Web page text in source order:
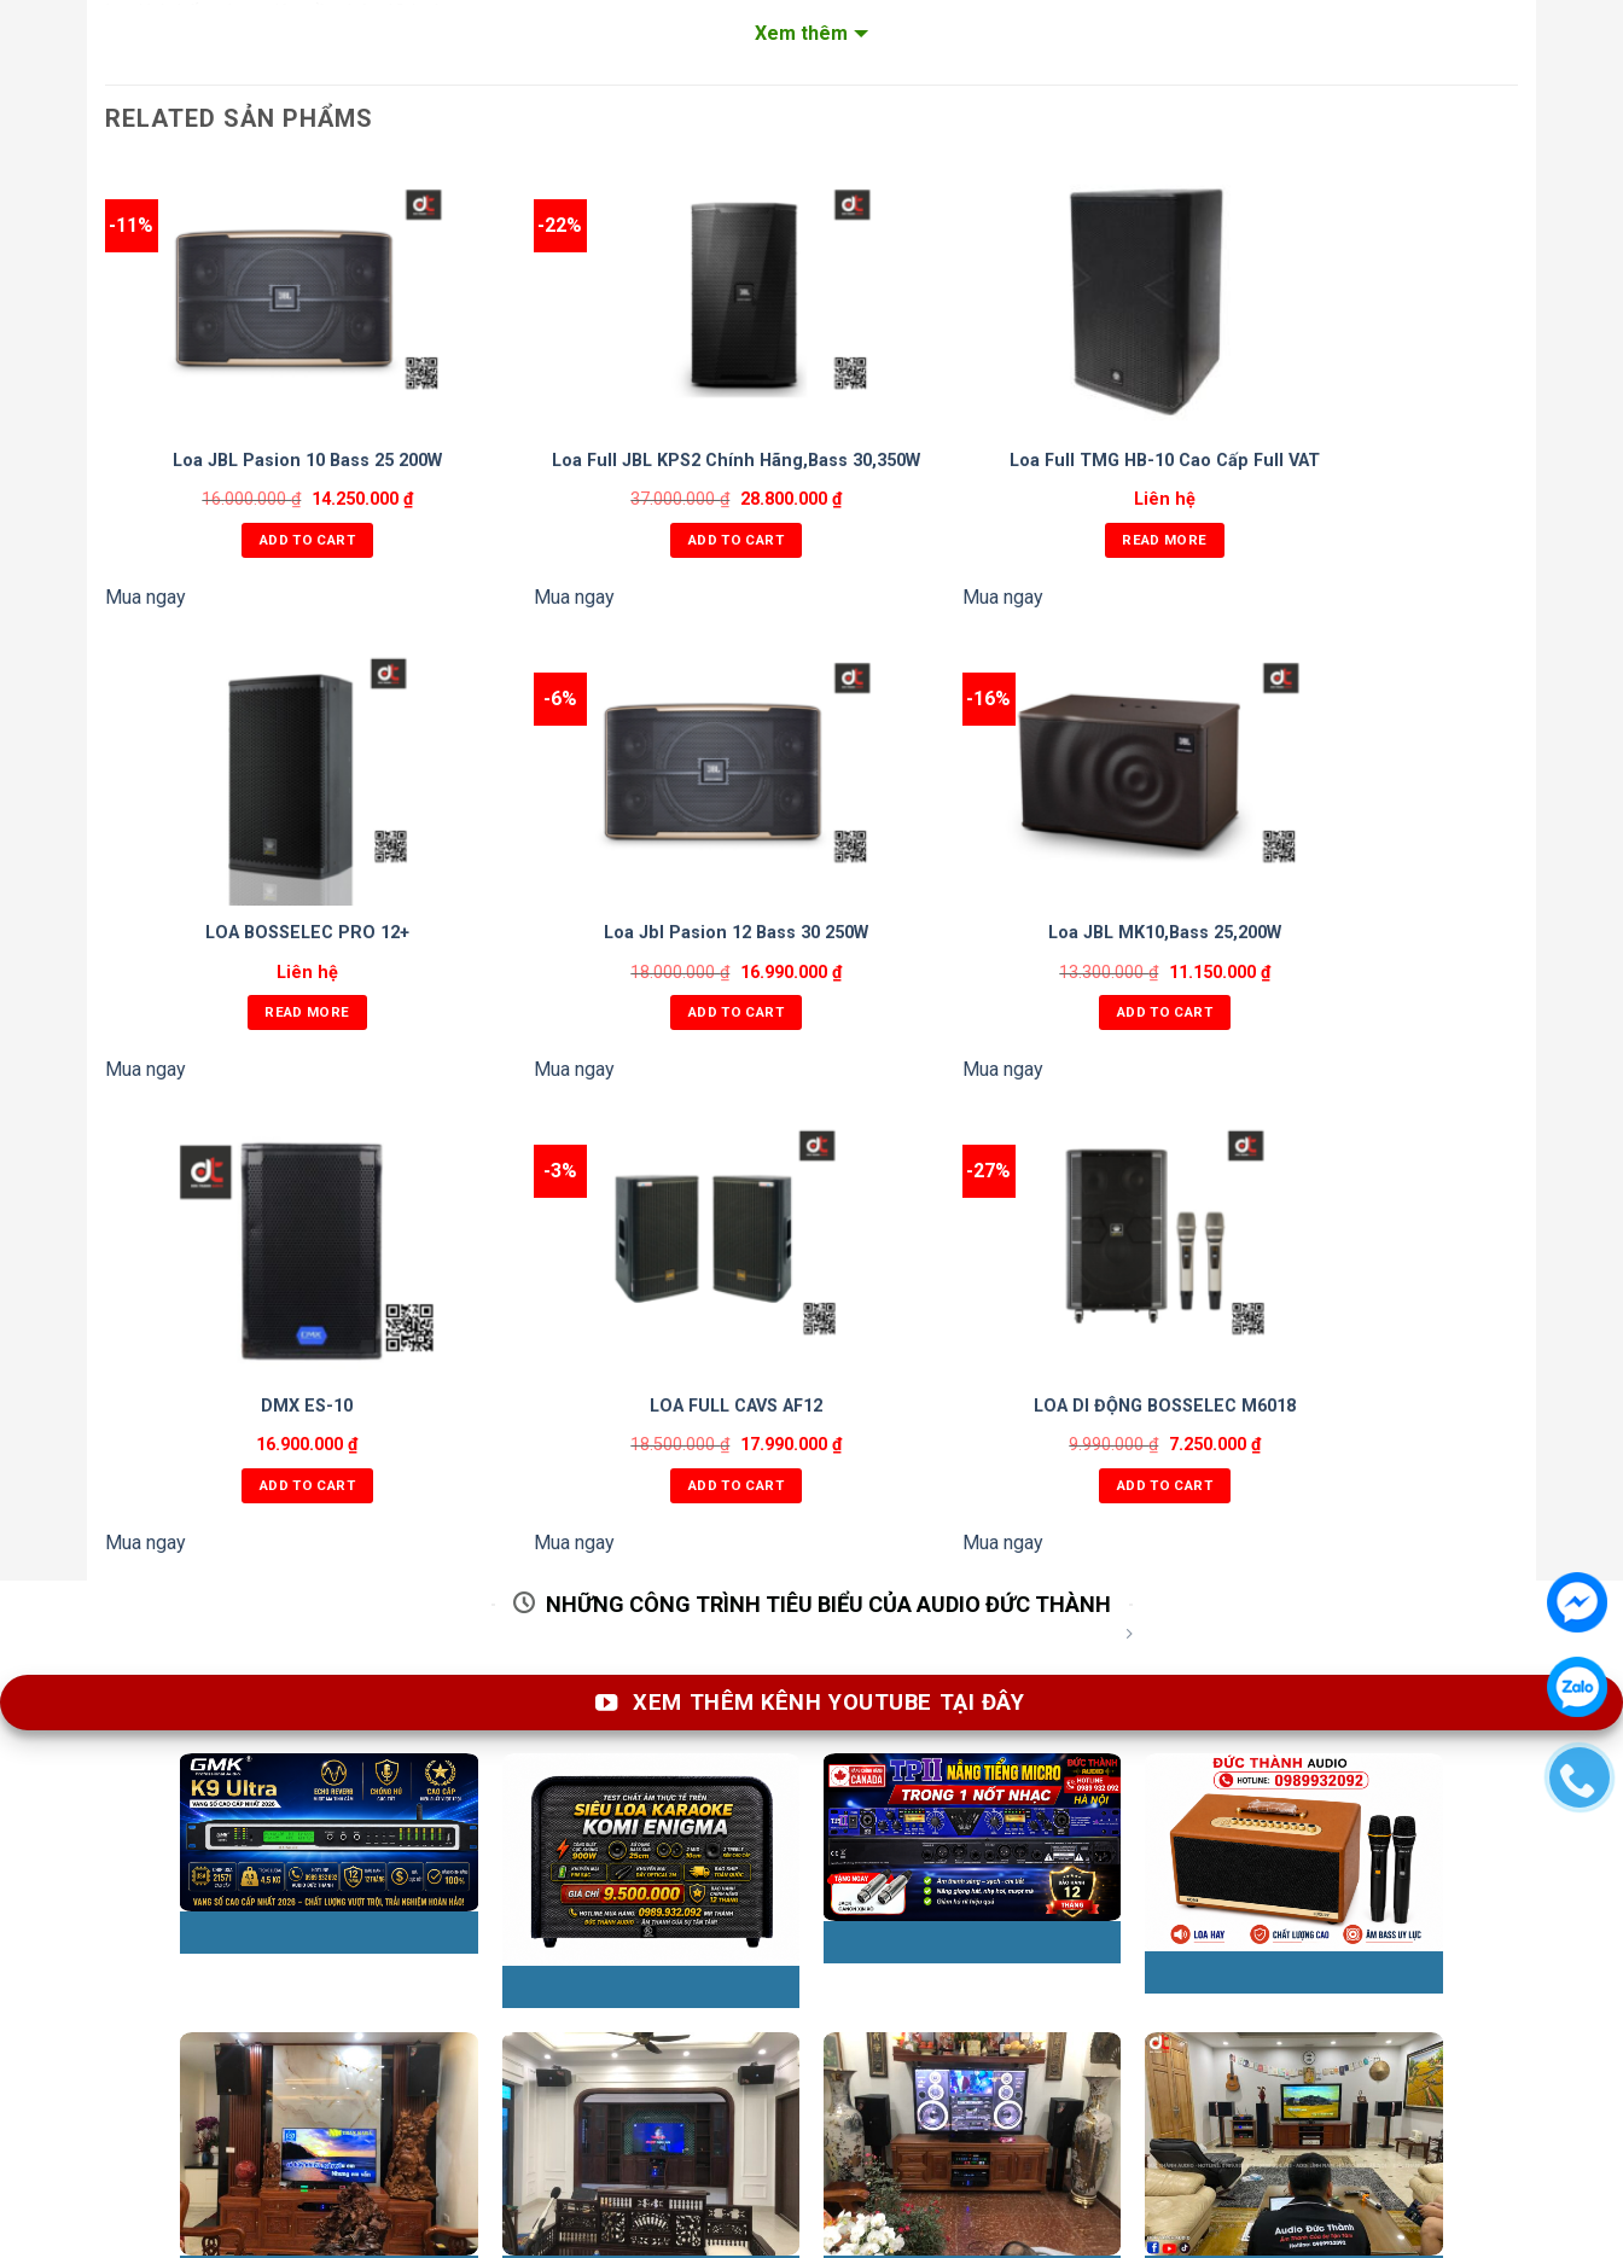
Trở kháng đầu vào: 4Ω
Độ nhạy: 102dB
Mức áp suất âm thanh tối đa: 135dB
Góc phủ sóng KHÔNG
Giao diện đầu vào: 2 x Speakon NL4
Kích thước: 1066x760x561mm
Trọng lượng tịnh: 81KG
Xem thêm
RELATED SẢN PHẨMS
-11%
Loa JBL Pasion 10 Bass 25 200W
16.000.000₫ 14.250.000 ₫
ADD TO CART
Mua ngay
-22%
Loa Full JBL KPS2 Chính Hãng,Bass 30,350W
37.000.000₫ 28.800.000 ₫
ADD TO CART
Mua ngay
Loa Full TMG HB-10 Cao Cấp Full VAT
Liên hệ
READ MORE
Mua ngay
LOA BOSSELEC PRO 12+
Liên hệ
READ MORE
Mua ngay
-6%
Loa Jbl Pasion 12 Bass 30 250W
18.000.000₫ 16.990.000 ₫
ADD TO CART
Mua ngay
-16%
Loa JBL MK10,Bass 25,200W
13.300.000₫ 11.150.000 ₫
ADD TO CART
Mua ngay
DMX ES-10
16.900.000₫
ADD TO CART
Mua ngay
-3%
LOA FULL CAVS AF12
18.500.000₫ 17.990.000 ₫
ADD TO CART
Mua ngay
-27%
LOA DI ĐỘNG BOSSELEC M6018
9.990.000₫ 7.250.000 ₫
ADD TO CART
Mua ngay
NHỮNG CÔNG TRÌNH TIÊU BIỂU CỦA AUDIO ĐỨC THÀNH
XEM THÊM KÊNH YOUTUBE TẠI ĐÂY